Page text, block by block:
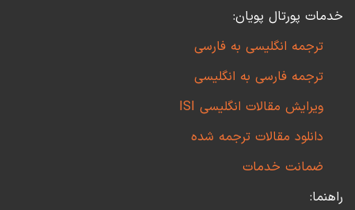
خدمات پورتال پویان:
ترجمه انگلیسی به فارسی
ترجمه فارسی به انگلیسی
ویرایش مقالات انگلیسی ISI
دانلود مقالات ترجمه شده
ضمانت خدمات
راهنما: